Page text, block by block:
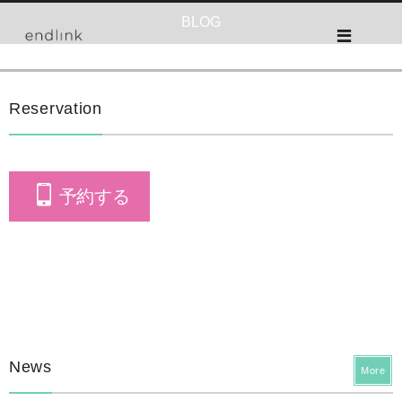
BLOG
Reservation
予約する
News More